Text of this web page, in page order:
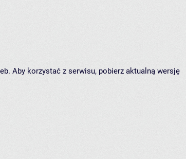
Aby korzystać z serwisu, pobierz aktualną wersję